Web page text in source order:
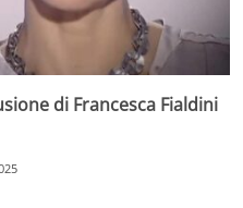
di Francesca Fialdini